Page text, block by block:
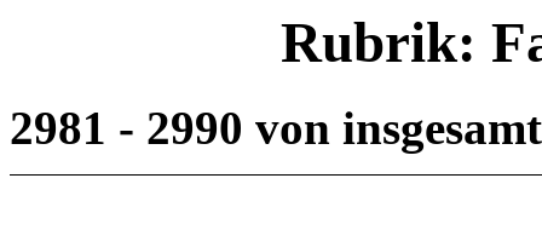
Rubrik:
2981 - 2990 von